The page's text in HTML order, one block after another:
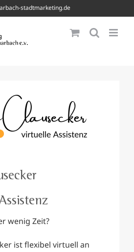
stadtmarketing.de
wenig Zeit?
ist flexibel virtuell an